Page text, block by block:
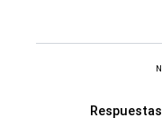
Respuestas